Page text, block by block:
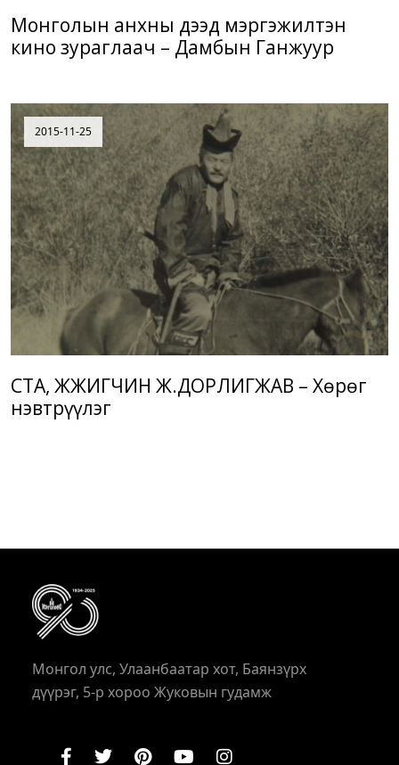
Монголын анхны дээд мэргэжилтэн
кино зураглаач – Дамбын Ганжуур
2015-11-25
СТА, ЖҮЖИГЧИН Ж.ДОРЛИГЖАВ – Хөрөг
нэвтрүүлэг
Монгол улс, Улаанбаатар хот, Баянзүрх
дүүрэг, 5-р хороо Жуковын гудамж